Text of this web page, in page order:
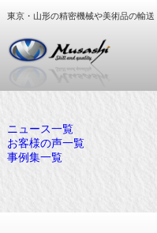
東京・山形の精密機械や美術品の輸
大型精
ニュース一覧
お客様の声一覧
事例集一覧